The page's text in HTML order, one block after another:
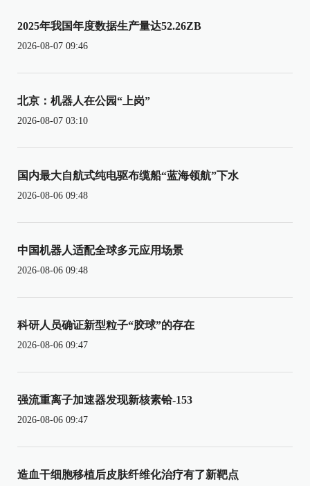
2025年我国年度数据生产量达52.26ZB
2026-08-07 09:46
北京：机器人在公园“上岗”
2026-08-07 03:10
国内最大自航式纯电驱布缆船“蓝海领航”下水
2026-08-06 09:48
中国机器人适配全球多元应用场景
2026-08-06 09:48
科研人员确证新型粒子“胶球”的存在
2026-08-06 09:47
强流重离子加速器发现新核素铪-153
2026-08-06 09:47
造血干细胞移植后皮肤纤维化治疗有了新靶点